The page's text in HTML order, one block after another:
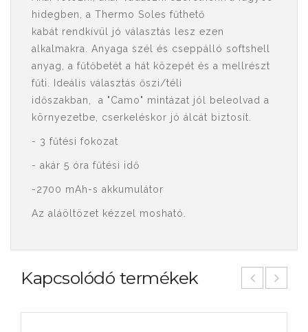
hidegben, a Thermo Soles fűthető
kabát rendkívül jó választás lesz ezen
alkalmakra. Anyaga szél és cseppálló softshell
anyag, a fűtőbetét a hát közepét és a mellrészt
fűti. Ideális választás őszi/téli
időszakban, a "Camo" mintázat jól beleolvad a
környezetbe, cserkeléskor jó álcát biztosít.
- 3 fűtési fokozat
- akár 5 óra fűtési idő
-2700 mAh-s akkumulátor
Az aláöltözet kézzel mosható.
Kapcsolódó termékek